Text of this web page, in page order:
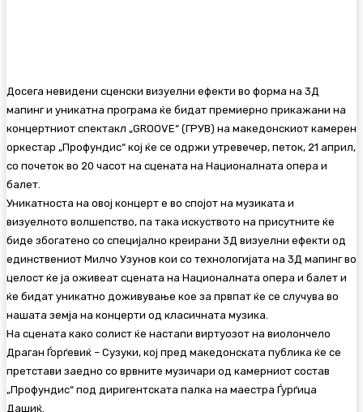
Досега невидени сценски визуелни ефекти во форма на 3Д
мапинг и уникатна програма ќе бидат премиерно прикажани на
концертниот спектакл „GROOVE“ (ГРУВ) на македонскиот камерен
оркестар „Профундис“ кој ќе се одржи утревечер, петок, 21 април,
со почеток во 20 часот на сцената на Националната опера и
балет.
Уникатноста на овој концерт е во спојот на музиката и
визуелното волшепство, па така искуството на присутните ќе
биде збогатено со специјално креирани 3Д визуелни ефекти од
единствениот Милчо Узунов кои со технологијата на 3Д мапинг во
целост ќе ја оживеат сцената на Националната опера и балет и
ќе бидат уникатно доживување кое за првпат ќе се случува во
нашата земја на концерти од класичната музика.
На сцената како солист ќе настапи виртуозот на виолончело
Драган Ѓорѓевиќ – Сузуки, кој пред македонската публика ќе се
претстави заедно со врвните музичари од камерниот состав
„Профундис“ под диригентската палка на маестра Ѓурѓица
Дашиќ.